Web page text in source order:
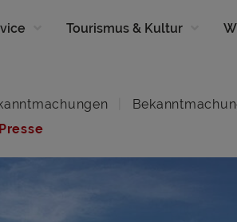
Tourismus & Kultur
Presse